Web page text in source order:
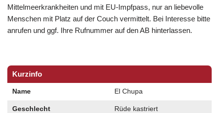
Mittelmeerkrankheiten und mit EU-Impfpass, nur an liebevolle
Menschen mit Platz auf der Couch vermittelt. Bei Interesse bitte
anrufen und ggf. Ihre Rufnummer auf den AB hinterlassen.
Kurzinfo
Name El Chupa
Geschlecht Rüde kastriert